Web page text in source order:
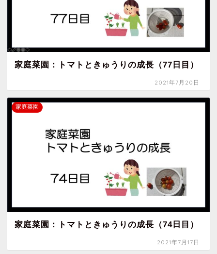
家庭菜園：トマトときゅうりの成長（77日目）
2021年7月20日
家庭菜園
家庭菜園：トマトときゅうりの成長（74日目）
2021年7月17日